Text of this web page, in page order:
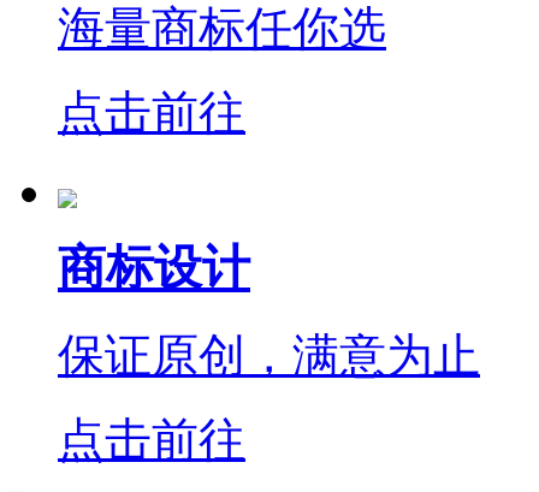
海量商标任你选
点击前往
商标设计
保证原创，满意为止
点击前往